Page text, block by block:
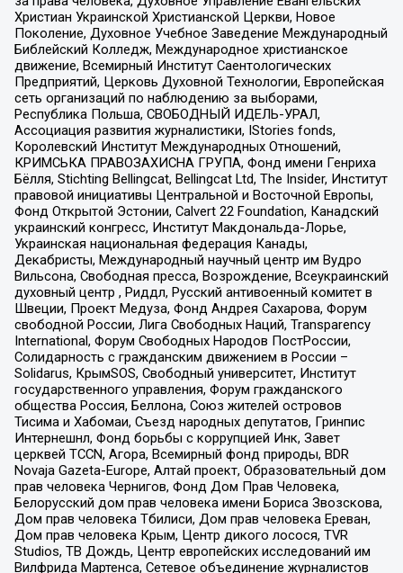
Христиан Украинской Христианской Церкви, Новое
Поколение, Духовное Учебное Заведение Международный
Библейский Колледж, Международное христианское
движение, Всемирный Институт Саентологических
Предприятий, Церковь Духовной Технологии, Европейская
сеть организаций по наблюдению за выборами,
Республика Польша, СВОБОДНЫЙ ИДЕЛЬ-УРАЛ,
Ассоциация развития журналистики, IStories fonds,
Королевский Институт Международных Отношений,
КРИМСЬКА ПРАВОЗАХИСНА ГРУПА, Фонд имени Генриха
Бёлля, Stichting Bellingcat, Bellingcat Ltd, The Insider, Институт
правовой инициативы Центральной и Восточной Европы,
Фонд Открытой Эстонии, Calvert 22 Foundation, Канадский
украинский конгресс, Институт Макдональда-Лорье,
Украинская национальная федерация Канады,
Декабристы, Международный научный центр им Вудро
Вильсона, Свободная пресса, Возрождение, Всеукраинский
духовный центр , Риддл, Русский антивоенный комитет в
Швеции, Проект Медуза, Фонд Андрея Сахарова, Форум
свободной России, Лига Свободных Наций, Transparеncy
International, Форум Свободных Народов ПостРоссии,
Солидарность с гражданским движением в России –
Solidarus, КрымSOS, Свободный университет, Институт
государственного управления, Форум гражданского
общества Россия, Беллона, Союз жителей островов
Тисима и Хабомаи, Съезд народных депутатов, Гринпис
Интернешнл, Фонд борьбы с коррупцией Инк, Завет
церквей TCCN, Агора, Всемирный фонд природы, BDR
Novaja Gazeta-Europe, Алтай проект, Образовательный дом
прав человека Чернигов, Фонд Дом Прав Человека,
Белорусский дом прав человека имени Бориса Звозскова,
Дом прав человека Тбилиси, Дом прав человека Ереван,
Дом прав человека Крым, Центр дикого лосося, TVR
Studios, ТВ Дождь, Центр европейских исследований им
Вилфрида Мартенса, Сетевое объединение журналистов